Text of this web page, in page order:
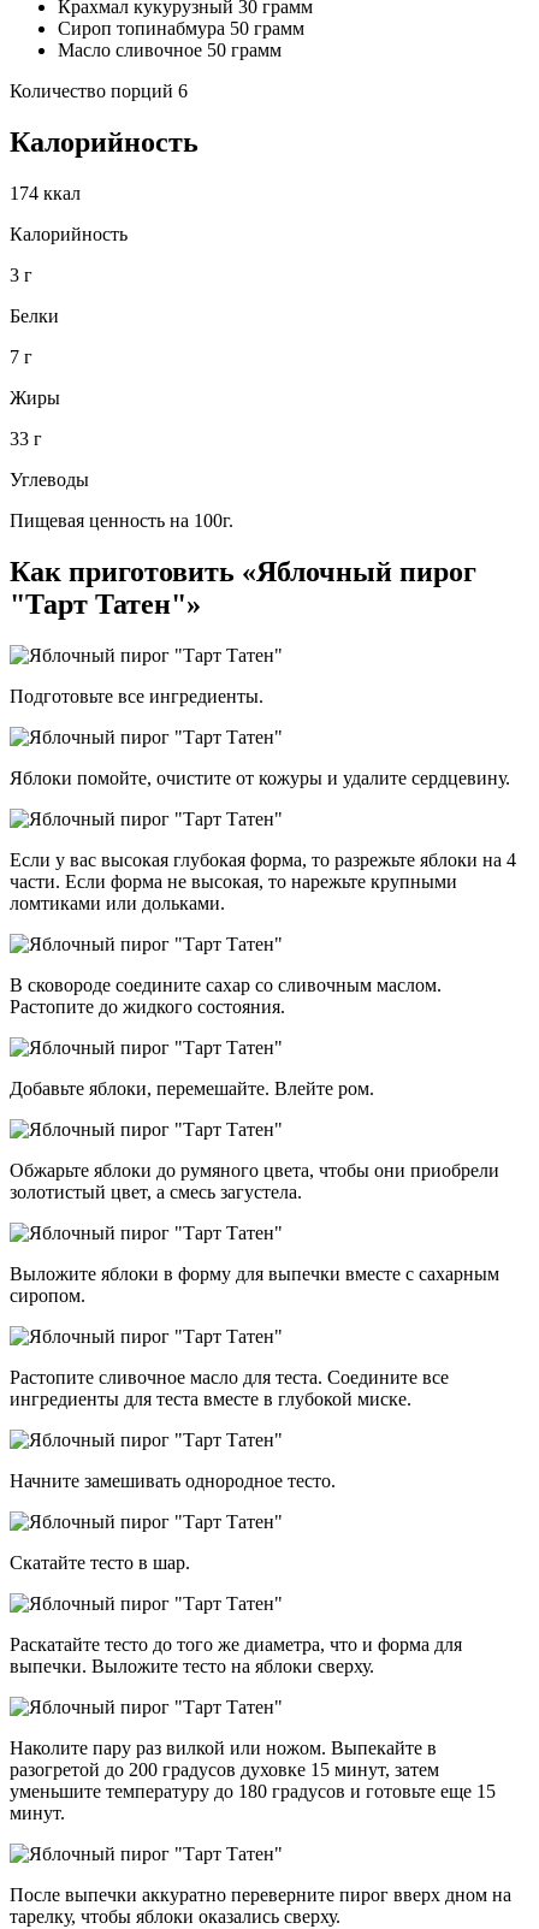
Крахмал кукурузный 30 грамм
Сироп топинабмура 50 грамм
Масло сливочнoe 50 грамм
Количество порций 6
Калорийность
174 ккал
Калорийность
3 г
Белки
7 г
Жиры
33 г
Углеводы
Пищевая ценность на 100г.
Как приготовить «Яблочный пирог
"Тарт Татен"»
Подготовьте все ингредиенты.
Яблоки помойте, очистите от кожуры и удалите сердцевину.
Если у вас высокая глубокая форма, то разрежьте яблоки на 4
части. Если форма не высокая, то нарежьте крупными
ломтиками или дольками.
В сковороде соедините сахар со сливочным маслом.
Растопите до жидкого состояния.
Добавьте яблоки, перемешайте. Влейте ром.
Обжарьте яблоки до румяного цвета, чтобы они приобрели
золотистый цвет, а смесь загустела.
Выложите яблоки в форму для выпечки вместе с сахарным
сиропом.
Растопите сливочное масло для теста. Соедините все
ингредиенты для теста вместе в глубокой миске.
Начните замешивать однородное тесто.
Скатайте тесто в шар.
Раскатайте тесто до того же диаметра, что и форма для
выпечки. Выложите тесто на яблоки сверху.
Наколите пару раз вилкой или ножом. Выпекайте в
разогретой до 200 градусов духовке 15 минут, затем
уменьшите температуру до 180 градусов и готовьте еще 15
минут.
После выпечки аккуратно переверните пирог вверх дном на
тарелку, чтобы яблоки оказались сверху.